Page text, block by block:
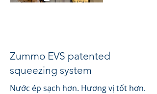
Zummo EVS patented
squeezing system
Nước ép sạch hơn. Hương vị tốt hơn.